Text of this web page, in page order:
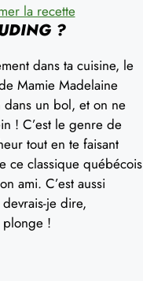
la recette
?
dans ta cuisine, le
Mamie Madelaine
dans un bol, et on ne
! C’est le genre de
tout en te faisant
ce classique québécois
ami. C’est aussi
je dire,
!